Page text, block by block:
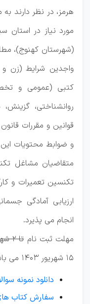
هرمز، در نظر دارند
مورد نیاز در استان
(شهرستان کهنوج)،
واجدین شرایط (زن و
کتبی (عمومی و
روانشناختی،
قوانین و مقررات
و ضوابط محتویات این
متقاضیان مشاغل
تکنسین تعمیرات و
انجام می پذیرد.
مهلت ثبت نامتا 2 شهریور ماه 1403
15 شهریور 1403 می باشد.
دانلود نمونه
سفارش کتاب